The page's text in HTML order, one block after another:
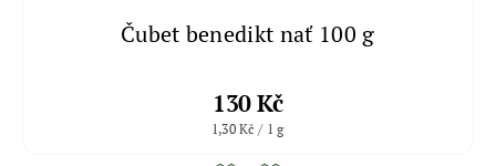
Čubet benedikt nať 100 g
130 Kč
1,30 Kč / 1 g